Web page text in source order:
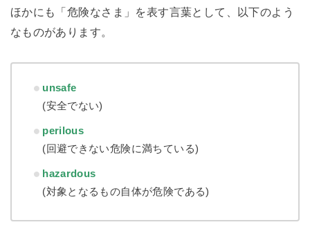
ほかにも「危険なさま」を表す言葉として、以下のよう
なものがあります。
unsafe
(安全でない)
perilous
(回避できない危険に満ちている)
hazardous
(対象となるもの自体が危険である)